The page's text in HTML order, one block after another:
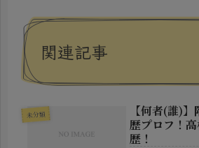
関連記事
未分類
【何者(誰)
歴プロフ！
歴！